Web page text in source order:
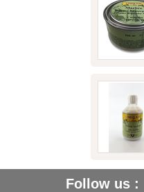
Follow us :